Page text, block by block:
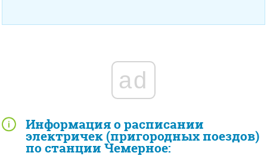
Информация о расписании
электричек (пригородных поездов)
по станции Чемерное:
ad